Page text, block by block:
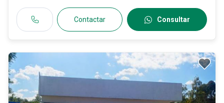
Contactar Consultar